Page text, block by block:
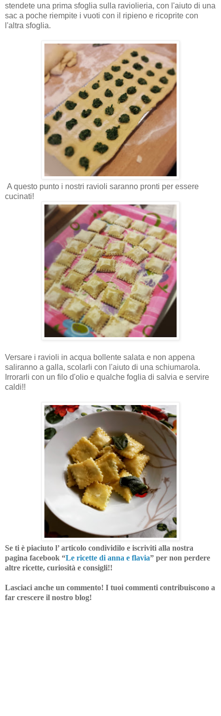
stendete una prima sfoglia sulla raviolieria, con l'aiuto di una
sac a poche riempite i vuoti con il ripieno e ricoprite con
l'altra sfoglia.
A questo punto i nostri ravioli saranno pronti per essere
cucinati!
Versare i ravioli in acqua bollente salata e non appena
saliranno a galla, scolarli con l'aiuto di una schiumarola.
Irrorarli con un filo d'olio e qualche foglia di salvia e servire
caldi!!
Se ti è piaciuto l’ articolo condividilo e iscriviti alla nostra
pagina facebook “Le ricette di anna e flavia” per non perdere
altre ricette, curiosità e consigli!!
Lasciaci anche un commento! I tuoi commenti contribuiscono a
far crescere il nostro blog!